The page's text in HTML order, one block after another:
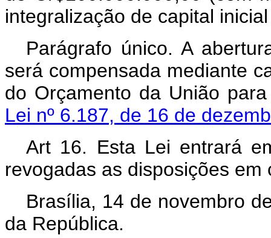
integralização de capital
Parágrafo único. A
será compensada mediante
do Orçamento da União
Lei nº 6.187, de 16 de
Art 16. Esta Lei entrará
revogadas as disposições em
Brasília, 14 de novembro
da República.